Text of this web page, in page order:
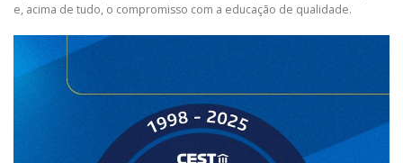
e, acima de tudo, o compromisso com a educação de qualidade.